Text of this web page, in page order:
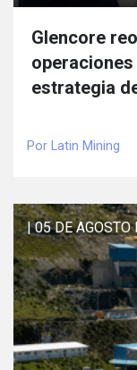
Glencore
estrategia
Por Latin Mining
| 05 DE AGOSTO